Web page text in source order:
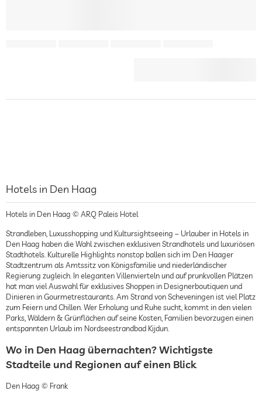
Hotels in Den Haag
Hotels in Den Haag © ARQ Paleis Hotel
Strandleben, Luxusshopping und Kultursightseeing – Urlauber in Hotels in
Den Haag haben die Wahl zwischen exklusiven Strandhotels und luxuriösen
Stadthotels. Kulturelle Highlights nonstop ballen sich im Den Haager
Stadtzentrum als Amtssitz von Königsfamilie und niederländischer
Regierung zugleich. In eleganten Villenvierteln und auf prunkvollen Plätzen
hat man viel Auswahl für exklusives Shoppen in Designerboutiquen und
Dinieren in Gourmetrestaurants. Am Strand von Scheveningen ist viel Platz
zum Feiern und Chillen. Wer Erholung und Ruhe sucht, kommt in den vielen
Parks, Wäldern & Grünflächen auf seine Kosten, Familien bevorzugen einen
entspannten Urlaub im Nordseestrandbad Kijdun.
Wo in Den Haag übernachten? Wichtigste
Stadteile und Regionen auf einen Blick
Den Haag © Frank